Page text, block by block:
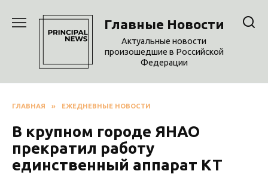
содержанию
Главные Новости
Актуальные новости
произошедшие в Российской
Федерации
ГЛАВНАЯ » ЕЖЕДНЕВНЫЕ НОВОСТИ
В крупном городе ЯНАО
прекратил работу
единственный аппарат КТ